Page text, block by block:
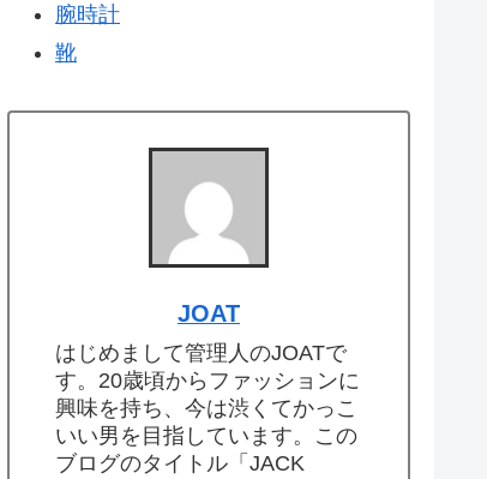
腕時計
靴
JOAT
はじめまして管理人のJOATで
す。20歳頃からファッションに
興味を持ち、今は渋くてかっこ
いい男を目指しています。この
ブログのタイトル「JACK